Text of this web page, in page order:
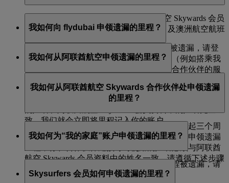
可以，新注册会员可申领注册阿联酋航空 Skywards 会员
前两个月内乘坐的阿联酋航空、flydubai 及澳洲航空航班
但是，你在注册之前进行的任何其他交易（例如搭乘我
们其他合作伙伴航空公司的航班，或购买合作伙伴的服
我如何向 flydubai 申领遗漏的里程？
如果你所搭乘的 flydubai 航班的相应里程被遗漏，请登
录 flydubai.com 并提交在线申领表格。
我如何从阿联酋航空申领遗漏的里程？
登录账户并提交在线申领表格。只有在旅行日期之后六
个月内的符合条件的航班才支持申领里程。只要机票上
致，我们就会立即将里程记入你的账户。
我如何从阿联酋航空 Skywards 合作伙伴处申领遗漏
的里程？
如果里程自你与我们的合作伙伴进行交易之日起三个周
内仍未计入账户，你可以提交申领请求。如需申领遗漏
里程，你在合作伙伴处预订时使用的姓名必须与阿联酋
航空 Skywards 会员资料中的姓名一致。请遵循下述步骤
申领里程（具体步骤因合作伙伴而异）：
我如何为“我的家庭”账户申领遗漏的里程？
如果你所搭乘的阿联酋航空航班的相应里程被遗漏，请
登录并提交在线申领表格。
Skysurfers 会员如何申领遗漏的里程？